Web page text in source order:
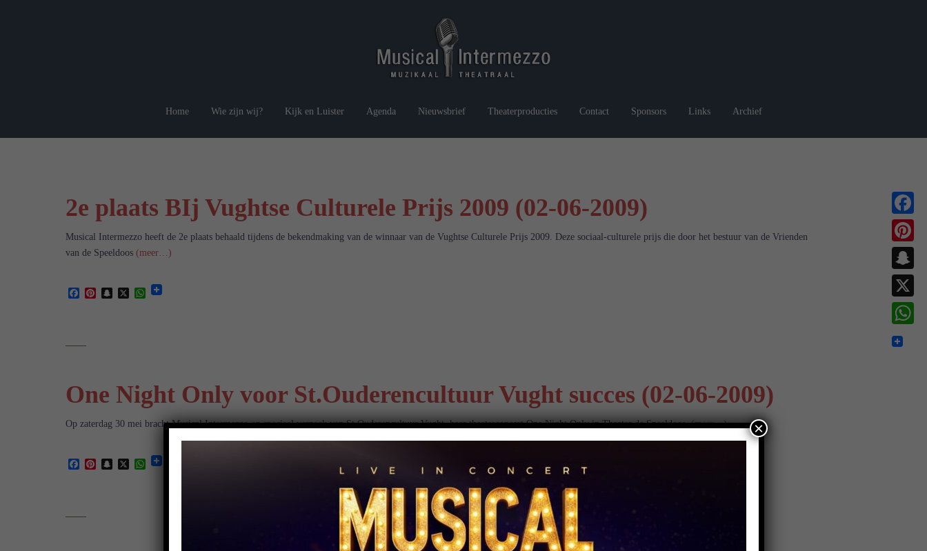
Intermezzo
Home Wie zijn wij? Kijk en Luister Agenda Nieuwsbrief Theaterproducties Contact Sponsors Links Archief
2e plaats BIj Vughtse Culturele Prijs 2009 (02-06-2009)
Musical Intermezzo heeft de 2e plaats behaald tijdens de bekendmaking van de winnaar van de Vughtse Culturele Prijs 2009. Deze sociaal-culturele prijs die door het bestuur van de Vrienden
van de Speeldoos (meer…)
Facebook
PinterestSnapchat
X WhatsApp
One Night Only voor St.Ouderencultuur Vught succes (02-06-2009)
Op zaterdag 30 mei bracht Musical Intermezzo op speciaal verzoek van St.Ouderencultuur Vught, haar theaterconcert One Night Only in Theater de Speeldoos.(meer…)
Facebook
PinterestSnapchat
X WhatsApp
Pinterest
Snapchat
X
×